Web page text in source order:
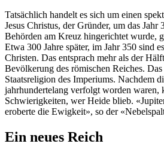
Tatsächlich handelt es sich um einen
Jesus Christus, der Gründer, um das Jahr
Behörden am Kreuz hingerichtet wurde,
Etwa 300 Jahre später, im Jahr 350 sind
Christen. Das entsprach mehr als der
Bevölkerung des römischen Reiches.
Staatsreligion des Imperiums. Nachdem
jahrhundertelang verfolgt worden waren,
Schwierigkeiten, wer Heide blieb.
eroberte die Ewigkeit», so der
Ein neues Reich